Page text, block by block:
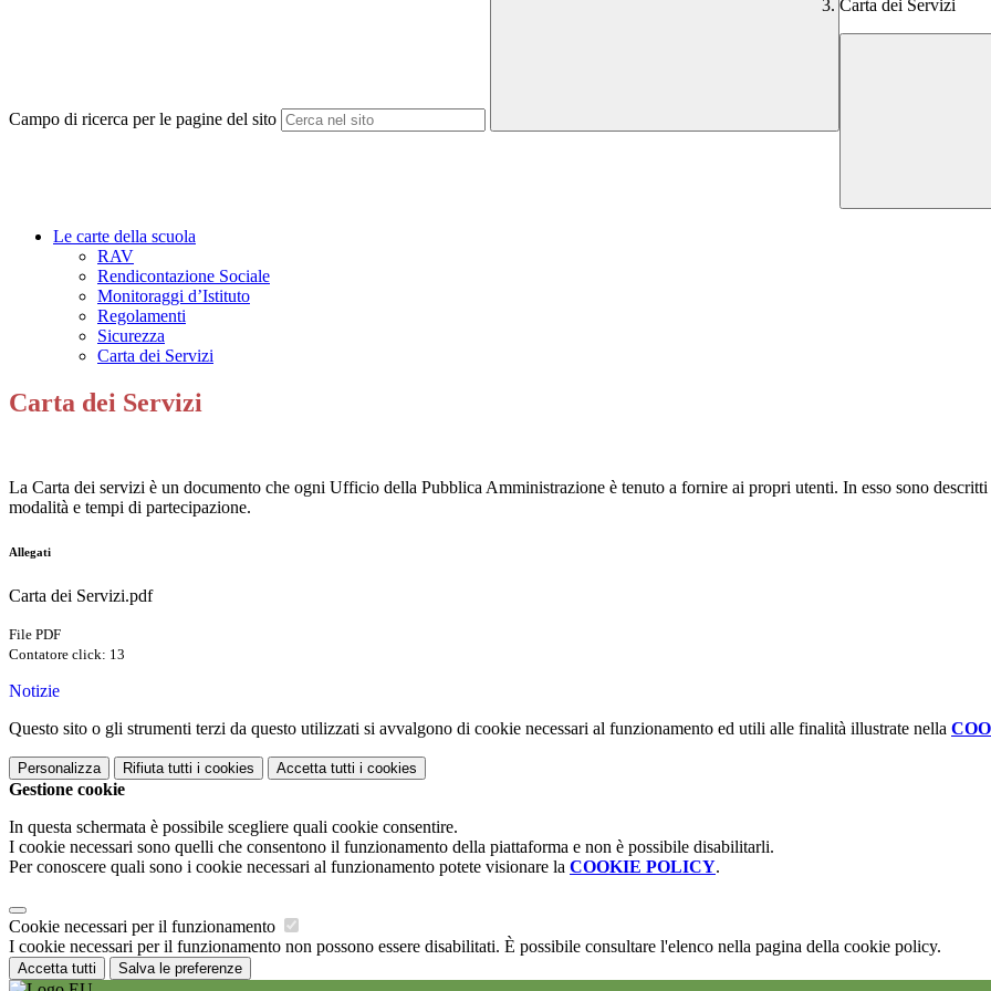
Campo di ricerca per le pagine del sito
Carta dei Servizi
Le carte della scuola
RAV
Rendicontazione Sociale
Monitoraggi d’Istituto
Regolamenti
Sicurezza
Carta dei Servizi
Carta dei Servizi
La Carta dei servizi è un documento che ogni Ufficio della Pubblica Amministrazione è tenuto a fornire ai propri utenti. In esso sono
modalità e tempi di partecipazione.
Allegati
Carta dei Servizi.pdf
File PDF
Contatore click: 13
Notizie
Questo sito o gli strumenti terzi da questo utilizzati si avvalgono di cookie necessari al funzionamento ed utili alle finalità illustrate nella
Personalizza Rifiuta tutti i cookies Accetta tutti i cookies
Gestione cookie
In questa schermata è possibile scegliere quali cookie consentire.
I cookie necessari sono quelli che consentono il funzionamento della piattaforma e non è possibile disabilitarli.
Per conoscere quali sono i cookie necessari al funzionamento potete visionare la COOKIE POLICY.
Cookie necessari per il funzionamento
I cookie necessari per il funzionamento non possono essere disabilitati. È possibile consultare l'elenco nella pagina della cookie policy.
Accetta tutti Salva le preferenze